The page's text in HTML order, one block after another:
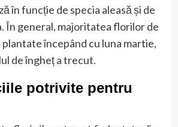
în funcție de specia aleasă și de
În general, majoritatea florilor de
începând cu luna martie,
de îngheț a trecut.
potrivite pentru